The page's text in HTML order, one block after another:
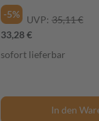
-5%
UVP: 35,11 €
33,28 €
sofort lieferbar
In den